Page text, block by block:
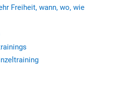
Freiheit, wann, wo, wie